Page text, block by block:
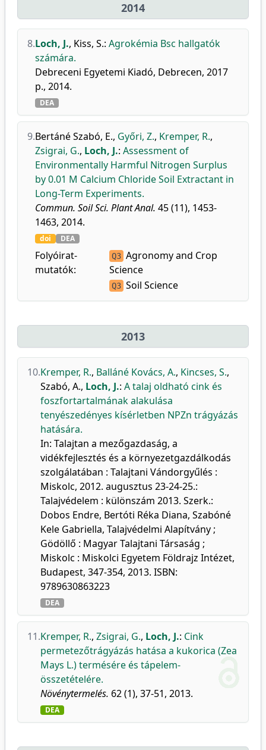
2014
8.Loch, J., Kiss, S.: Agrokémia Bsc hallgatók
számára.
Debreceni Egyetemi Kiadó, Debrecen, 2017
p., 2014.
DEA
9.Bertáné Szabó, E., Győri, Z., Kremper, R.,
Zsigrai, G., Loch, J.: Assessment of
Environmentally Harmful Nitrogen Surplus
by 0.01 M Calcium Chloride Soil Extractant in
Long-Term Experiments.
Commun. Soil Sci. Plant Anal. 45 (11), 1453-
1463, 2014.
doi DEA
Folyóirat-
mutatók:
Q3 Agronomy and Crop
Science
Q3 Soil Science
2013
10.Kremper, R., Balláné Kovács, A., Kincses, S.,
Szabó, A., Loch, J.: A talaj oldható cink és
foszfortartalmának alakulása
tenyészedényes kísérletben NPZn trágyázás
hatására.
In: Talajtan a mezőgazdaság, a
vidékfejlesztés és a környezetgazdálkodás
szolgálatában : Talajtani Vándorgyűlés :
Miskolc, 2012. augusztus 23-24-25.:
Talajvédelem : különszám 2013. Szerk.:
Dobos Endre, Bertóti Réka Diana, Szabóné
Kele Gabriella, Talajvédelmi Alapítvány ;
Gödöllő : Magyar Talajtani Társaság ;
Miskolc : Miskolci Egyetem Földrajz Intézet,
Budapest, 347-354, 2013. ISBN:
9789630863223
DEA
11.Kremper, R., Zsigrai, G., Loch, J.: Cink
permetezőtrágyázás hatása a kukorica (Zea
Mays L.) termésére és tápelem-
összetételére.
Növénytermelés. 62 (1), 37-51, 2013.
DEA